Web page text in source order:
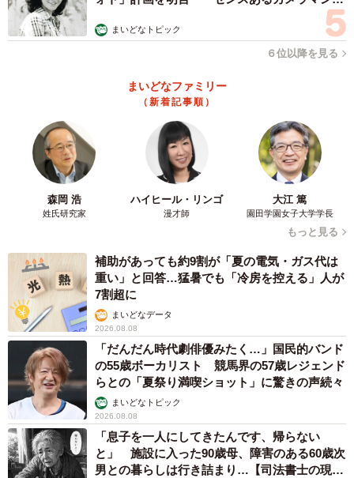
まいどなトピック
６位以降を見る
まいどなファミリー
（新着記事順）
森岡 浩
姓氏研究家
ハイヒール・リンゴ
漫才師
大江 篤
園田学園女子大学学長
もっと見る
補助があっても約9割が「夏の電気・ガス代は
重い」と回答…猛暑でも「冷房を控える」人が
7割超に
まいどなデータ
2026.08.08
「だんだん時代劇俳優みたく…」国民的バンド
の55歳ボーカリスト 競馬界の57歳レジェンド
らとの「夏祭り満喫ショット」に驚きの声続々
まいどなトピック
2026.08.08
「息子を一人にしてきたんです、帰らない
と」 施設に入った90歳母、障害のある60歳次
男との暮らしは行き詰まり…【司法書士の現場